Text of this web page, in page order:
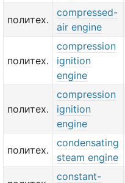
политех.
compressed-
air engine
политех.
compression
ignition
engine
политех.
compression
ignition
engine
политех.
condensating
steam engine
constant-